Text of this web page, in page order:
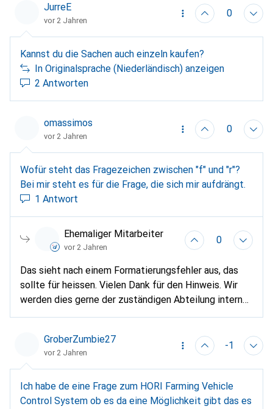
JurreE
vor 2 Jahren
0
Kannst du die Sachen auch einzeln kaufen?
In Originalsprache (Niederländisch) anzeigen
2 Antworten
omassimos
vor 2 Jahren
0
Wofür steht das Fragezeichen zwischen "f" und "r"?
Bei mir steht es für die Frage, die sich mir aufdrängt.
1 Antwort
Ehemaliger Mitarbeiter
vor 2 Jahren
0
Das sieht nach einem Formatierungsfehler aus, das
sollte für heissen. Vielen Dank für den Hinweis. Wir
werden dies gerne der zuständigen Abteilung intern
weiterleiten und hoffen, dass dies zeitnah angepasst
GroberZumbie27
vor 2 Jahren
-1
Ich habe de eine Frage zum HORI Farming Vehicle
Control System ob es da eine Möglichkeit gibt das es